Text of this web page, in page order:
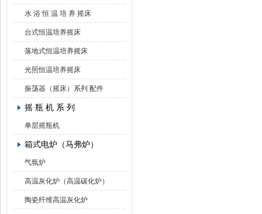
水 浴 恒 温 培 养 摇床
台式恒温培养摇床
落地式恒温培养摇床
光照恒温培养摇床
振荡器（摇床）系列 配件
摇 瓶 机 系 列
单层摇瓶机
箱式电炉（马弗炉）
气氛炉
高温灰化炉（高温碳化炉）
陶瓷纤维高温灰化炉